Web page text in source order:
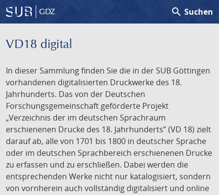
GDZ search Suchen
VD18 digital
In dieser Sammlung finden Sie die in der SUB Göttingen
vorhandenen digitalisierten Druckwerke des 18.
Jahrhunderts. Das von der Deutschen
Forschungsgemeinschaft geförderte Projekt
„Verzeichnis der im deutschen Sprachraum
erschienenen Drucke des 18. Jahrhunderts” (VD 18) zielt
darauf ab, alle von 1701 bis 1800 in deutscher Sprache
oder im deutschen Sprachbereich erschienenen Drucke
zu erfassen und zu erschließen. Dabei werden die
entsprechenden Werke nicht nur katalogisiert, sondern
von vornherein auch vollständig digitalisiert und online